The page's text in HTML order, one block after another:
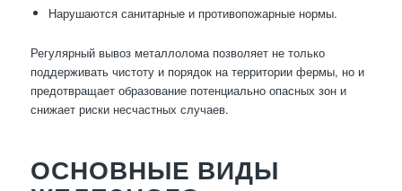
Нарушаются санитарные и противопожарные нормы.
Регулярный вывоз металлолома позволяет не только
поддерживать чистоту и порядок на территории фермы, но и
предотвращает образование потенциально опасных зон и
снижает риски несчастных случаев.
ОСНОВНЫЕ ВИДЫ